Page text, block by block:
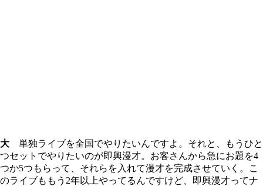
大 単独ライブを全国でやりたいんですよ。それと、もうひと
つセットでやりたいのが即興漫才。お客さんから急にお題を4
つか5つもらって、それらを入れて漫才を完成させていく。こ
のライブももう2年以上やってるんですけど、即興漫才ってナ